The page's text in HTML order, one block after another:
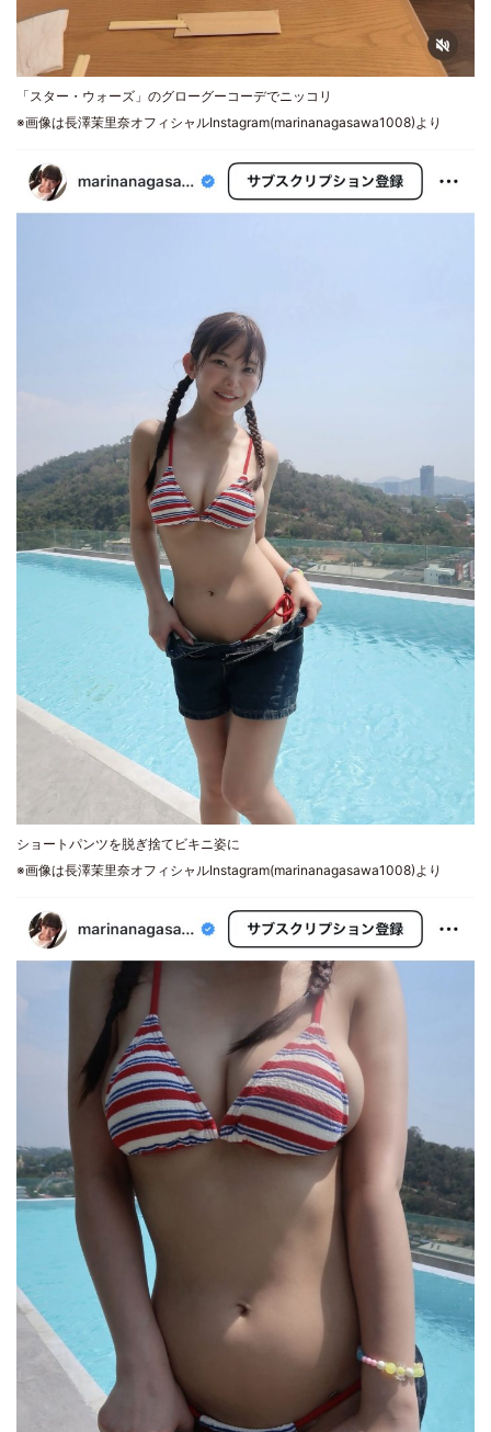
「スター・ウォーズ」のグローグーコーデでニッコリ
※画像は長澤茉里奈オフィシャルInstagram(marinanagasawa1008)より
ショートパンツを脱ぎ捨てビキニ姿に
※画像は長澤茉里奈オフィシャルInstagram(marinanagasawa1008)より